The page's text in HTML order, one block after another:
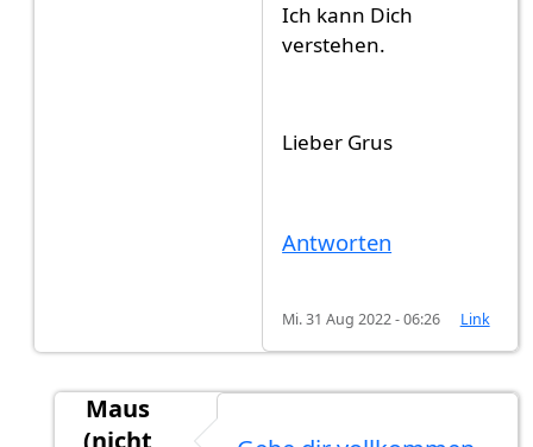
Ich kann Dich
verstehen.
Lieber Grus
Antworten
Mi. 31 Aug 2022 - 06:26 Link
Maus
(nicht